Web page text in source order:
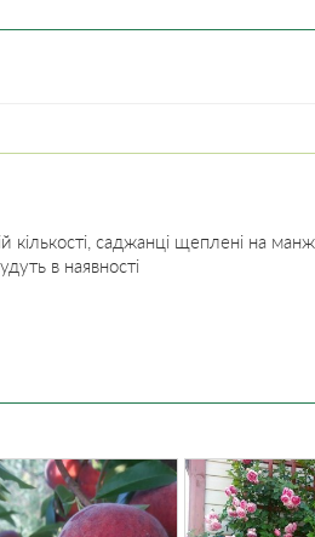
саджанці щеплені на
в наявності